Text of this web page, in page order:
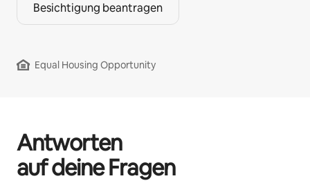
Besichtigung beantragen
Equal Housing Opportunity
Antworten
auf deine Fragen